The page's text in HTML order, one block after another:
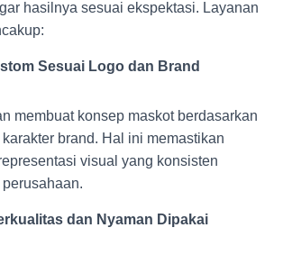
hasilnya sesuai ekspektasi. Layanan
Sesuai Logo dan Brand
membuat konsep maskot berdasarkan
karakter brand. Hal ini memastikan
visual yang konsisten
dan Nyaman Dipakai